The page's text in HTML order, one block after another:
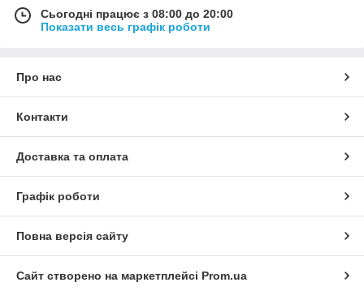
Сьогодні працює з 08:00 до 20:00
Показати весь графік роботи
Про нас
Контакти
Доставка та оплата
Графік роботи
Повна версія сайту
Сайт створено на маркетплейсі Prom.ua